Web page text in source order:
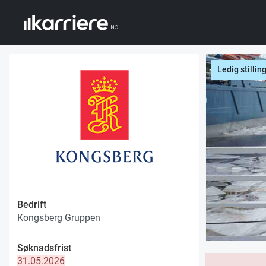
Bedrift
Kongsberg Gruppen
Søknadsfrist
31.05.2026
Ledig stilling